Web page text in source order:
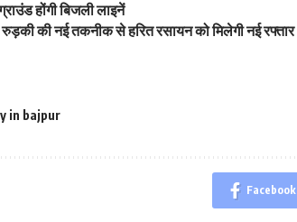
होंगी बिजली लाइनें
रुड़की की नई तकनीक से हरित रसायन को मिलेगी नई रफ्तार
in bajpur
Facebook